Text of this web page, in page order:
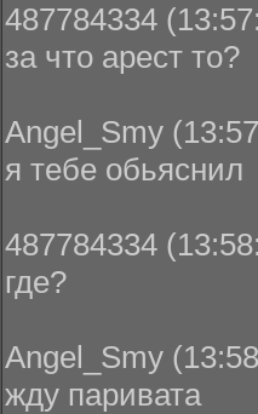
487784334
за что арест то?
Angel_Smy
я тебе обьяснил
487784334
где?
Angel_Smy
жду паривата